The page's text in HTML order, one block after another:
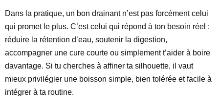
Dans la pratique, un bon drainant n’est pas forcément celui
qui promet le plus. C’est celui qui répond à ton besoin réel :
réduire la rétention d’eau, soutenir la digestion,
accompagner une cure courte ou simplement t’aider à boire
davantage. Si tu cherches à affiner ta silhouette, il vaut
mieux privilégier une boisson simple, bien tolérée et facile à
intégrer à ta routine.